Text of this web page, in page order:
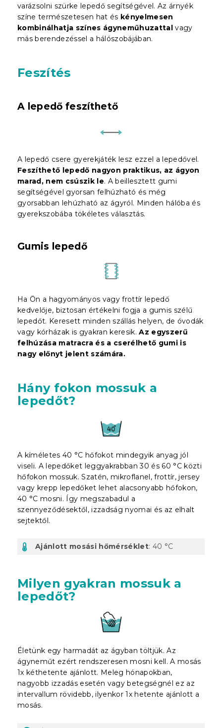
varázsolni szürke lepedő segítségével. Az árnyék
színe természetesen hat és kényelmesen
kombinálhatja színes ágyneműhuzattal vagy
más berendezéssel a hálószobájában.
Feszítés
A l epedő feszíthető
A lepedő csere gyerekjáték lesz ezzel a lepedővel.
Feszíthető lepedő nagyon praktikus, az ágyon
marad, nem csúszik le. A beillesztett gumi
segítségével gyorsan felhúzható és még
gyorsabban lehúzható az ágyról. Minden hálóba és
gyerekszobába tökéletes választás.
Gumis lepedő
Ha Ön a hagyományos vagy frottír lepedő
kedvelője, biztosan értékelni fogja a gumis szélű
lepedőt. Keresett minden szállás helyen, de óvodák
vagy kórházak is gyakran keresik. Az egyszerű
felhúzása matracra és a cserélhető gumi is
nagy előnyt jelent számára.
Hány fokon mossuk a
lepedőt?
A kíméletes 40 °C hőfokot mindegyik anyag jól
viseli. A lepedőket leggyakrabban 30 és 60 °C közti
hőfokon mossuk. Szatén, mikroflanel, frottír, jersey
vagy krepp lepedőket lehet alacsonyabb hőfokon,
40 °C mosni. Így megszabadul a
szennyeződésektől, izzadság nyomai és az elhalt
sejtektől.
Ajánlott mosási hőmérséklet: 40 °C
Milyen gyakran mossuk a
lepedőt?
Életünk egy harmadát az ágyban töltjük. Az
ágyneműt ezért rendszeresen mosni kell. A mosás
1x kéthetente ajánlott. Meleg hónapokban,
nagyobb izzadás esetén vagy betegségnél ez az
intervallum rövidebb, ilyenkor 1x hetente ajánlott a
mosás.